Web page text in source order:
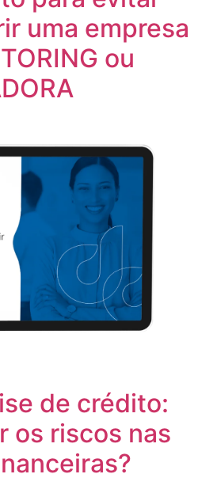
uma empresa
ou
de crédito:
os riscos nas